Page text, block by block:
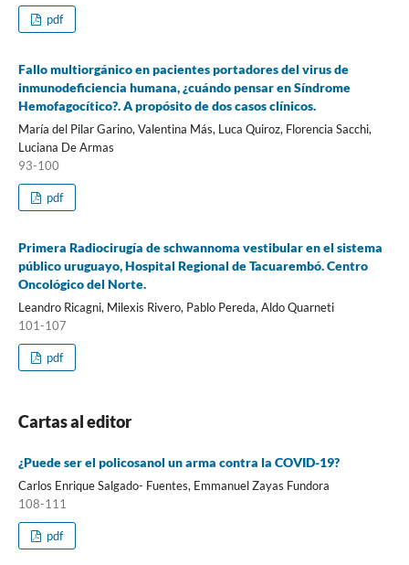
pdf
Fallo multiorgánico en pacientes portadores del virus de
inmunodeficiencia humana, ¿cuándo pensar en Síndrome
Hemofagocítico?. A propósito de dos casos clínicos.
María del Pilar Garino, Valentina Más, Luca Quiroz, Florencia Sacchi,
Luciana De Armas
93-100
pdf
Primera Radiocirugía de schwannoma vestibular en el sistema
público uruguayo, Hospital Regional de Tacuarembó. Centro
Oncológico del Norte.
Leandro Ricagni, Milexis Rivero, Pablo Pereda, Aldo Quarneti
101-107
pdf
Cartas al editor
¿Puede ser el policosanol un arma contra la COVID-19?
Carlos Enrique Salgado- Fuentes, Emmanuel Zayas Fundora
108-111
pdf